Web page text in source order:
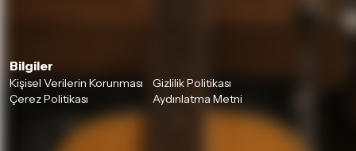
Bilgiler
Kişisel Verilerin Korunması
Gizlilik Politikası
Çerez Politikası
Aydınlatma Metni